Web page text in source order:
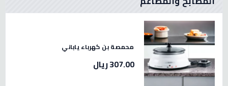
محمصة بن كهرباء ياباني
307.00 ريال